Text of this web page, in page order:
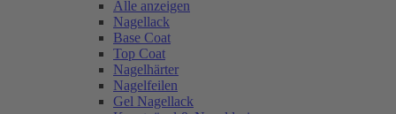
Alle anzeigen
Nagellack
Base Coat
Top Coat
Nagelhärter
Nagelfeilen
Gel Nagellack